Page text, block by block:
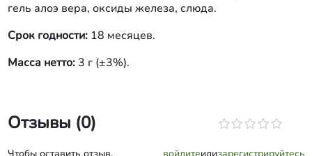
гель алоэ вера, оксиды железа, слюда.
Срок годности:18 месяцев.
Масса нетто: 3 г (±3%).
Отзывы (0)